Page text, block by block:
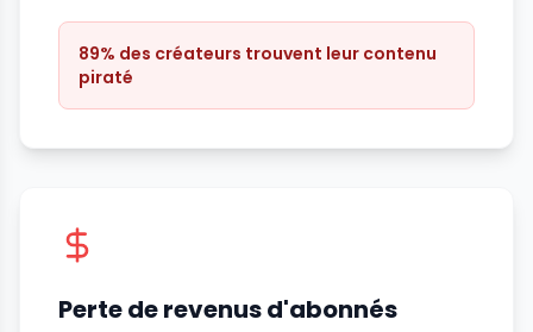
89% des créateurs trouvent leur contenu
piraté
Perte de revenus d'abonnés